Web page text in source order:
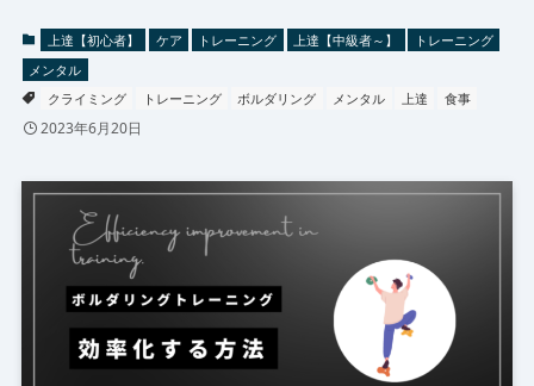
上達【初心者】 ケア トレーニング 上達【中級者～】
トレーニング
メンタル
クライミング
トレーニング ボルダリング メンタル 上達 食事
2023年6月20日